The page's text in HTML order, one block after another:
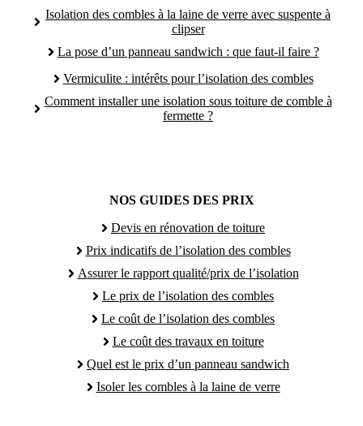
Isolation des combles à la laine de verre avec suspente à
clipser
La pose d’un panneau sandwich : que faut-il faire ?
Vermiculite : intérêts pour l’isolation des combles
Comment installer une isolation sous toiture de comble à
fermette ?
NOS GUIDES DES PRIX
Devis en rénovation de toiture
Prix indicatifs de l’isolation des combles
Assurer le rapport qualité/prix de l’isolation
Le prix de l’isolation des combles
Le coût de l’isolation des combles
Le coût des travaux en toiture
Quel est le prix d’un panneau sandwich
Isoler les combles à la laine de verre